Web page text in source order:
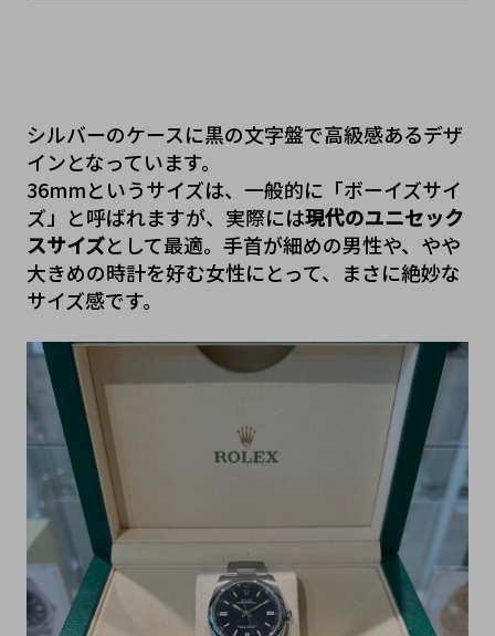
シルバーのケースに黒の文字盤で高級感あるデザ
インとなっています。
36mmというサイズは、一般的に「ボーイズサイ
ズ」と呼ばれますが、実際には現代のユニセック
スサイズとして最適。手首が細めの男性や、やや
大きめの時計を好む女性にとって、まさに絶妙な
サイズ感です。